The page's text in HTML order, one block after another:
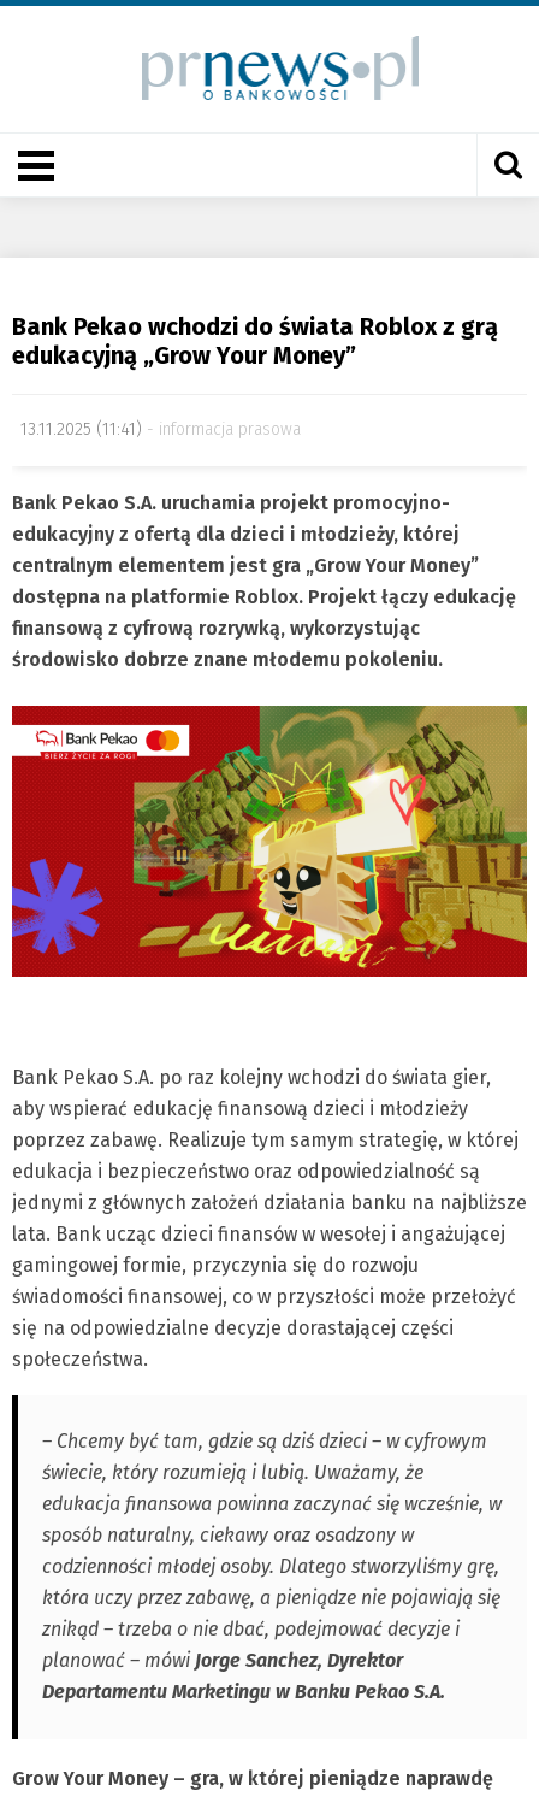
Bank Pekao wchodzi do świata Roblox z grą
edukacyjną „Grow Your Money”
13.11.2025 (11:41) informacja prasowa
Bank Pekao S.A. uruchamia projekt promocyjno-
edukacyjny z ofertą dla dzieci i młodzieży, której
centralnym elementem jest gra „Grow Your Money”
dostępna na platformie Roblox. Projekt łączy edukację
finansową z cyfrową rozrywką, wykorzystując
środowisko dobrze znane młodemu pokoleniu.
Bank Pekao S.A. po raz kolejny wchodzi do świata gier,
aby wspierać edukację finansową dzieci i młodzieży
poprzez zabawę. Realizuje tym samym strategię, w której
edukacja i bezpieczeństwo oraz odpowiedzialność są
jednymi z głównych założeń działania banku na najbliższe
lata. Bank ucząc dzieci finansów w wesołej i angażującej
gamingowej formie, przyczynia się do rozwoju
świadomości finansowej, co w przyszłości może przełożyć
się na odpowiedzialne decyzje dorastającej części
społeczeństwa.
– Chcemy być tam, gdzie są dziś dzieci – w cyfrowym
świecie, który rozumieją i lubią. Uważamy, że
edukacja finansowa powinna zaczynać się wcześnie, w
sposób naturalny, ciekawy oraz osadzony w
codzienności młodej osoby. Dlatego stworzyliśmy grę,
która uczy przez zabawę, a pieniądze nie pojawiają się
znikąd – trzeba o nie dbać, podejmować decyzje i
planować – mówiJorge Sanchez, Dyrektor
Departamentu Marketingu w Banku Pekao S.A.
Grow Your Money – gra, w której pieniądze naprawdę